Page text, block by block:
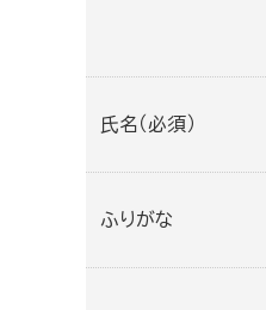
氏名（必須）
ふりがな